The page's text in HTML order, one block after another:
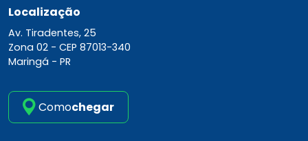
Localização
Av. Tiradentes, 25
Zona 02 - CEP 87013-340
Maringá - PR
Comochegar